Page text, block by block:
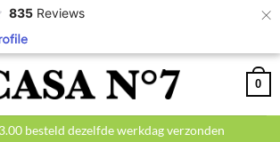
835 Reviews ×
0
Betaal veilig en achteraf